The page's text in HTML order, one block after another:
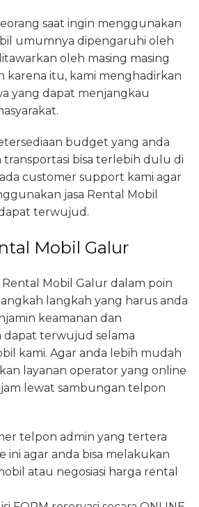
saat ingin menggunakan
umumnya dipengaruhi oleh
oleh masing masing
karena itu, kami menghadirkan
yang dapat menjangkau
budget yang anda
transportasi bisa terlebih dulu di
customer support kami agar
jasa Rental Mobil
terwujud.
Mobil Galur
Mobil Galur dalam poin
langkah yang harus anda
keamanan dan
dapat terwujud selama
kami. Agar anda lebih mudah
layanan operator yang online
lewat sambungan telpon
telpon admin yang tertera
ini agar anda bisa melakukan
atau negosiasi harga rental